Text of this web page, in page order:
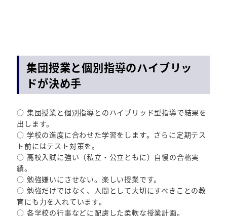
集団授業と個別指導のハイブリッ
ドが決め手
○ 集団授業と個別指導とのハイブリッド型指導で結果を
出します。
○ 学校の進度に合わせた学習をします。さらに定期テス
ト前にはテスト対策を。
○ 高校入試に強い（私立・公立ともに）自慢の合格実
績。
○ 勉強嫌いにさせない。楽しい授業です。
○ 勉強だけではなく、人間として大切にすべきことの教
育にも力を入れています。
○ 各学校の行事などに配慮した柔軟な授業計画。